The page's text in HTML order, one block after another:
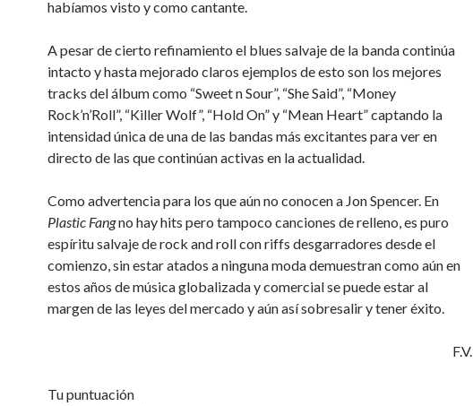
habíamos visto y como cantante.
A pesar de cierto refinamiento el blues salvaje de la banda continúa
intacto y hasta mejorado claros ejemplos de esto son los mejores
tracks del álbum como “Sweet n Sour”, “She Said”, “Money
Rock’n’Roll”, “Killer Wolf”, “Hold On” y “Mean Heart” captando la
intensidad única de una de las bandas más excitantes para ver en
directo de las que continúan activas en la actualidad.
Como advertencia para los que aún no conocen a Jon Spencer. En
Plastic Fangno hay hits pero tampoco canciones de relleno, es puro
espíritu salvaje de rock and roll con riffs desgarradores desde el
comienzo, sin estar atados a ninguna moda demuestran como aún en
estos años de música globalizada y comercial se puede estar al
margen de las leyes del mercado y aún así sobresalir y tener éxito.
F.V.
Tu puntuación